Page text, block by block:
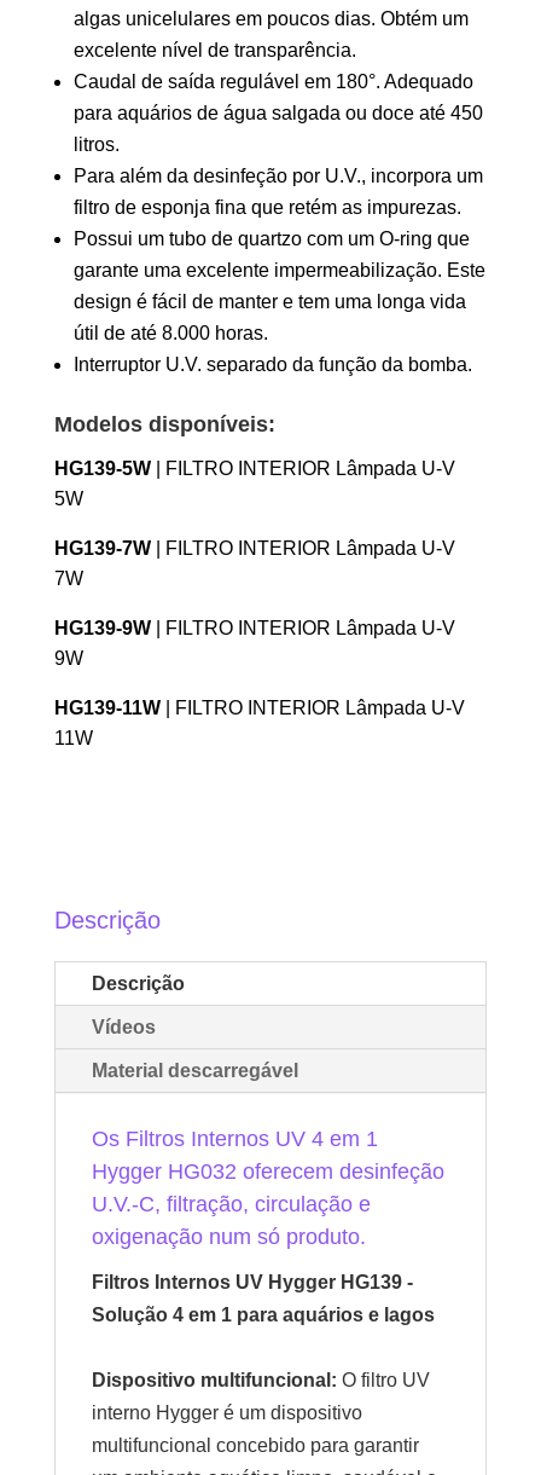
algas unicelulares em poucos dias. Obtém um
excelente nível de transparência.
Caudal de saída regulável em 180°. Adequado
para aquários de água salgada ou doce até 450
litros.
Para além da desinfeção por U.V., incorpora um
filtro de esponja fina que retém as impurezas.
Possui um tubo de quartzo com um O-ring que
garante uma excelente impermeabilização. Este
design é fácil de manter e tem uma longa vida
útil de até 8.000 horas.
Interruptor U.V. separado da função da bomba.
Modelos disponíveis:
HG139-5W
| FILTRO INTERIOR Lâmpada U-V
5W
HG139-7W
| FILTRO INTERIOR Lâmpada U-V
7W
HG139-9W
| FILTRO INTERIOR Lâmpada U-V
9W
HG139-11W
| FILTRO INTERIOR Lâmpada U-V
11W
Descrição
Descrição
Vídeos
Material descarregável
Os Filtros Internos UV 4 em 1
Hygger HG032 oferecem desinfeção
U.V.-C, filtração, circulação e
oxigenação num só produto.
Filtros Internos UV Hygger HG139 -
Solução 4 em 1 para aquários e lagos
Dispositivo multifuncional: O filtro UV
interno Hygger é um dispositivo
multifuncional concebido para garantir